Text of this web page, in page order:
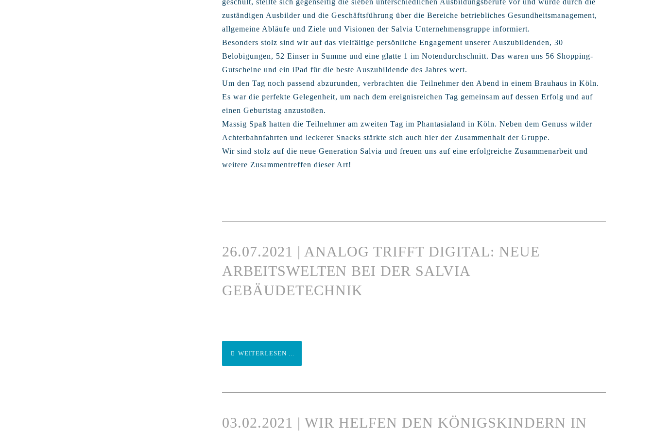
geschult, stellte sich gegenseitig die sieben unterschiedlichen Ausbildungsberufe vor und wurde durch die
zuständigen Ausbilder und die Geschäftsführung über die Bereiche betriebliches Gesundheitsmanagement,
allgemeine Abläufe und Ziele und Visionen der Salvia Unternehmensgruppe informiert.
Besonders stolz sind wir auf das vielfältige persönliche Engagement unserer Auszubildenden, 30
Belobigungen, 52 Einser in Summe und eine glatte 1 im Notendurchschnitt. Das waren uns 56 Shopping-
Gutscheine und ein iPad für die beste Auszubildende des Jahres wert.
Um den Tag noch passend abzurunden, verbrachten die Teilnehmer den Abend in einem Brauhaus in Köln.
Es war die perfekte Gelegenheit, um nach dem ereignisreichen Tag gemeinsam auf dessen Erfolg und auf
einen Geburtstag anzustoßen.
Massig Spaß hatten die Teilnehmer am zweiten Tag im Phantasialand in Köln. Neben dem Genuss wilder
Achterbahnfahrten und leckerer Snacks stärkte sich auch hier der Zusammenhalt der Gruppe.
Wir sind stolz auf die neue Generation Salvia und freuen uns auf eine erfolgreiche Zusammenarbeit und
weitere Zusammentreffen dieser Art!
26.07.2021 | ANALOG TRIFFT DIGITAL: NEUE
ARBEITSWELTEN BEI DER SALVIA
GEBÄUDETECHNIK
WEITERLESEN ...
03.02.2021 | WIR HELFEN DEN KÖNIGSKINDERN IN